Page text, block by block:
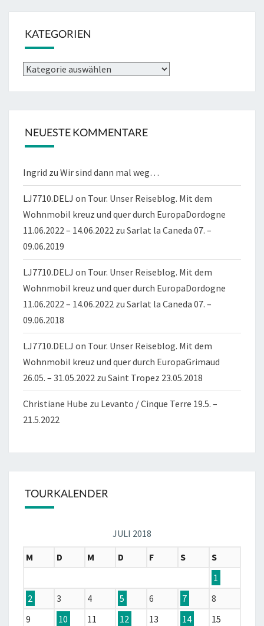
KATEGORIEN
Kategorien
NEUESTE KOMMENTARE
Ingrid zu Wir sind dann mal weg…
LJ7710.DELJ on Tour. Unser Reiseblog. Mit dem
Wohnmobil kreuz und quer durch EuropaDordogne
11.06.2022 – 14.06.2022 zu Sarlat la Caneda 07. –
09.06.2019
LJ7710.DELJ on Tour. Unser Reiseblog. Mit dem
Wohnmobil kreuz und quer durch EuropaDordogne
11.06.2022 – 14.06.2022 zu Sarlat la Caneda 07. –
09.06.2018
LJ7710.DELJ on Tour. Unser Reiseblog. Mit dem
Wohnmobil kreuz und quer durch EuropaGrimaud
26.05. – 31.05.2022 zu Saint Tropez 23.05.2018
Christiane Hube zu Levanto / Cinque Terre 19.5. –
21.5.2022
TOURKALENDER
JULI 2018
M
D M D F S
S
1
2
3 4 5 6 7
8
9
10 11 12 13 14 15